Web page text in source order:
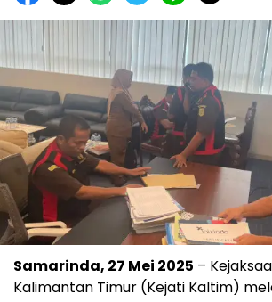
Samarinda, 27 Mei 2025 –
Kalimantan Timur (Kejati Kaltim)